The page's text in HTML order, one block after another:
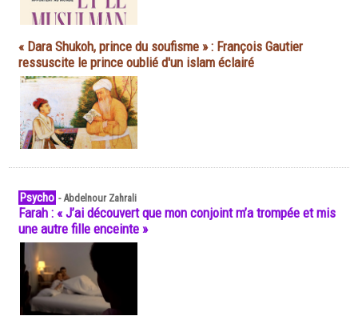
« Dara Shukoh, prince du soufisme » : François Gautier
ressuscite le prince oublié d'un islam éclairé
Psycho -Abdelnour Zahrali
Farah : « J’ai découvert que mon conjoint m’a trompée et mis
une autre fille enceinte »